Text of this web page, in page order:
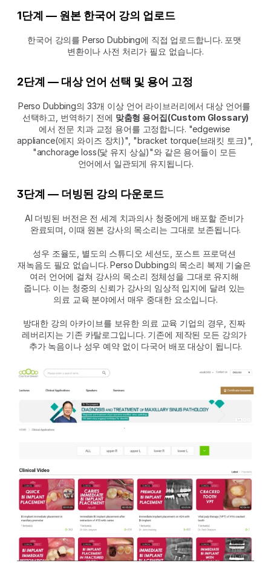
1단계 — 원본 한국어 강의 업로드
한국어 강의를 Perso Dubbing에 직접 업로드합니다. 포맷
변환이나 사전 처리가 필요 없습니다.
2단계 — 대상 언어 선택 및 용어 고정
Perso Dubbing의 33개 이상 언어 라이브러리에서 대상 언어를
선택하고, 번역하기 전에 맞춤형 용어집(Custom Glossary)
에서 전문 치과 교정 용어를 고정합니다. "edgewise
appliance(에지 와이즈 장치)", "bracket torque(브래킷 토크)",
"anchorage loss(닻 유지 상실)"와 같은 용어들이 모든
언어에서 일관되게 유지됩니다.
3단계 — 더빙된 강의 다운로드
AI 더빙된 버전은 전 세계 치과의사 청중에게 배포할 준비가
완료되며, 이때 원본 강사의 목소리는 그대로 보존됩니다.
성우 조율도, 별도의 스튜디오 세션도, 포스트 프로덕션
재녹음도 필요 없습니다. Perso Dubbing의 목소리 복제 기술은
여러 언어에 걸쳐 강사의 목소리 정체성을 그대로 유지해
줍니다. 이는 청중의 신뢰가 강사의 임상적 입지에 달려 있는
의료 교육 분야에서 매우 중대한 요소입니다.
방대한 강의 아카이브를 보유한 의료 교육 기업의 경우, 진짜
레버리지는 기존 카탈로그입니다. 기존에 제작된 모든 강의가
추가 녹음이나 성우 예약 없이 다국어 배포 대상이 됩니다.